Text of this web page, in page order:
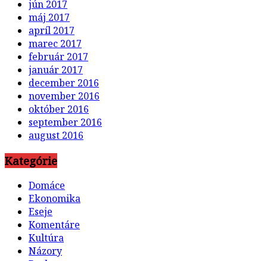
jún 2017
máj 2017
apríl 2017
marec 2017
február 2017
január 2017
december 2016
november 2016
október 2016
september 2016
august 2016
Kategórie
Domáce
Ekonomika
Eseje
Komentáre
Kultúra
Názory